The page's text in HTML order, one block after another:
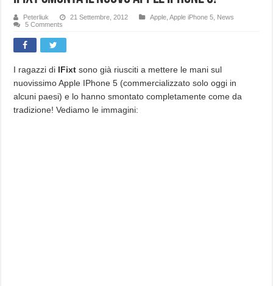
Peterliuk 21 Settembre, 2012 Apple ,Apple iPhone 5
News
5 Comments
I ragazzi di IFixt sono già riusciti a mettere le mani sul
nuovissimo Apple IPhone 5 (commercializzato solo oggi in
alcuni paesi) e lo hanno smontato completamente come da
tradizione! Vediamo le immagini: